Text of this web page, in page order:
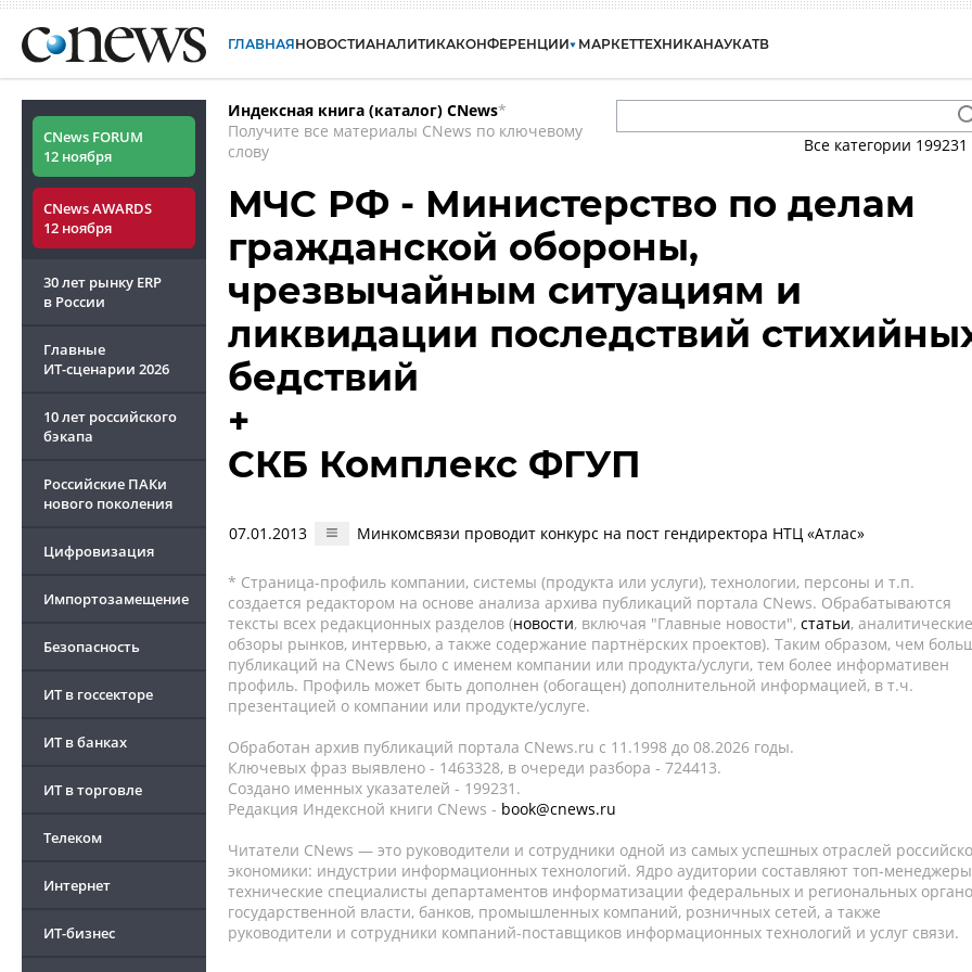
ГЛАВНАЯНОВОСТИАНАЛИТИКАКОНФЕРЕНЦИИ МАРКЕТТЕХНИКАНАУКАТВ
CNews FORUM
12 ноября
CNews AWARDS
12 ноября
30 лет рынку ERP
в России
Главные
ИТ-сценарии 2026
10 лет российского
бэкапа
Российские ПАКи
нового поколения
Цифровизация
Импортозамещение
Безопасность
ИТ в госсекторе
ИТ в банках
ИТ в торговле
Телеком
Интернет
ИТ-бизнес
Индексная книга (каталог) CNews*
Получите все материалы CNews по ключевому
слову
Все категории 199231
МЧС РФ - Министерство по делам
гражданской обороны,
чрезвычайным ситуациям и
ликвидации последствий
бедствий
+
СКБ Комплекс ФГУП
07.01.2013 Минкомсвязи проводит конкурс на пост гендиректора НТЦ «Атлас»
* Страница-профиль компании, системы (продукта или услуги), технологии, персоны и т.п.
создается редактором на основе анализа архива публикаций портала CNews. Обрабатываются
тексты всех редакционных разделов (новости, включая "Главные новости", статьи, аналитические
обзоры рынков, интервью, а также содержание партнёрских проектов). Таким образом, чем
публикаций на CNews было с именем компании или продукта/услуги, тем более информативен
профиль. Профиль может быть дополнен (обогащен) дополнительной информацией, в т.ч.
презентацией о компании или продукте/услуге.
Обработан архив публикаций портала CNews.ru c 11.1998 до 08.2026 годы.
Ключевых фраз выявлено - 1463328, в очереди разбора - 724413.
Создано именных указателей - 199231.
Редакция Индексной книги CNews - book@cnews.ru
Читатели CNews — это руководители и сотрудники одной из самых успешных отраслей
экономики: индустрии информационных технологий. Ядро аудитории составляют топ-
технические специалисты департаментов информатизации федеральных и региональных
государственной власти, банков, промышленных компаний, розничных сетей, а также
руководители и сотрудники компаний-поставщиков информационных технологий и услуг связи.